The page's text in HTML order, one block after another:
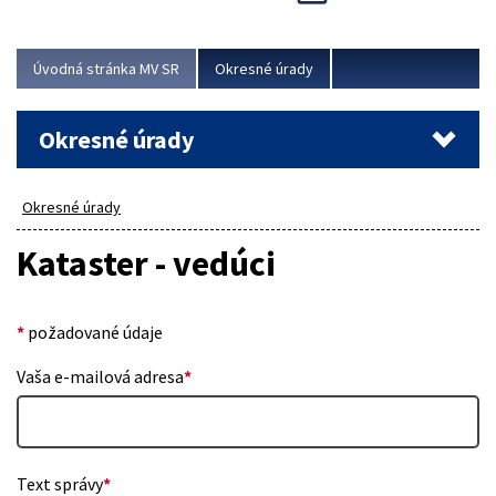
Viac
Úvodná stránka MV SR Okresné úrady
Okresné úrady
Okresné úrady
Kataster - vedúci
* požadované údaje
Vaša e-mailová adresa*
Text správy*